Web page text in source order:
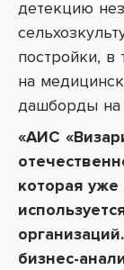
детекцию
постройки, в
на
дашборды на
«АИС
которая
бизнес-